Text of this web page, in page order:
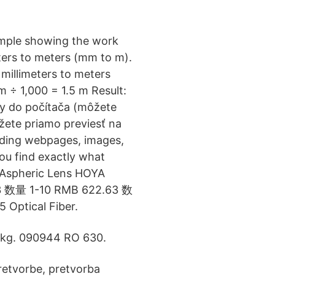
showing the work
to meters (mm to m).
to meters
÷ 1,000 = 1.5 m Result:
do počítača (môžete
priamo previesť na
webpages, images,
find exactly what
Lens HOYA
量 1-10 RMB 622.63 数
Optical Fiber.
090944 RO 630.
pretvorba